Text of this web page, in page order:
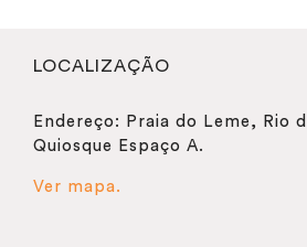
LOCALIZAÇÃO
Endereço: Praia do Leme, Rio
Quiosque Espaço A.
Ver mapa.